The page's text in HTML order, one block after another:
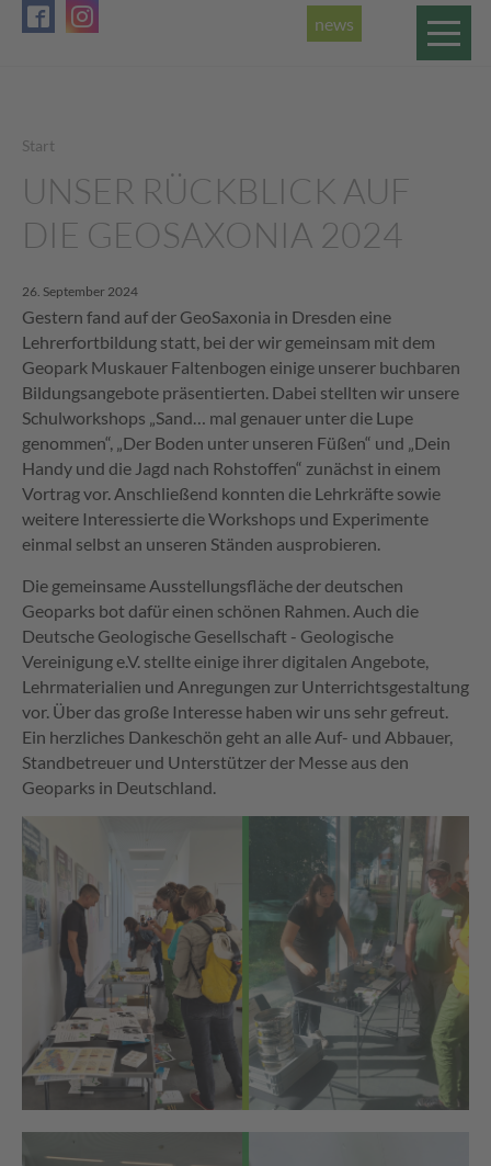
news
Start
UNSER RÜCKBLICK AUF
DIE GEOSAXONIA 2024
26. September 2024
Gestern fand auf der GeoSaxonia in Dresden eine
Lehrerfortbildung statt, bei der wir gemeinsam mit dem
Geopark Muskauer Faltenbogen einige unserer buchbaren
Bildungsangebote präsentierten. Dabei stellten wir unsere
Schulworkshops „Sand… mal genauer unter die Lupe
genommen“, „Der Boden unter unseren Füßen“ und „Dein
Handy und die Jagd nach Rohstoffen“ zunächst in einem
Vortrag vor. Anschließend konnten die Lehrkräfte sowie
weitere Interessierte die Workshops und Experimente
einmal selbst an unseren Ständen ausprobieren.
Die gemeinsame Ausstellungsfläche der deutschen
Geoparks bot dafür einen schönen Rahmen. Auch die
Deutsche Geologische Gesellschaft - Geologische
Vereinigung e.V. stellte einige ihrer digitalen Angebote,
Lehrmaterialien und Anregungen zur Unterrichtsgestaltung
vor. Über das große Interesse haben wir uns sehr gefreut.
Ein herzliches Dankeschön geht an alle Auf- und Abbauer,
Standbetreuer und Unterstützer der Messe aus den
Geoparks in Deutschland.